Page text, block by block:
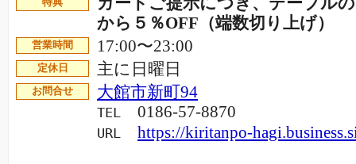
特典
から５％OFF（端数切り上げ）
営業時間 17:00〜23:00
定休日 主に日曜日
お問合せ 大館市新町94
TEL 0186-57-8870
URL https://kiritanpo-